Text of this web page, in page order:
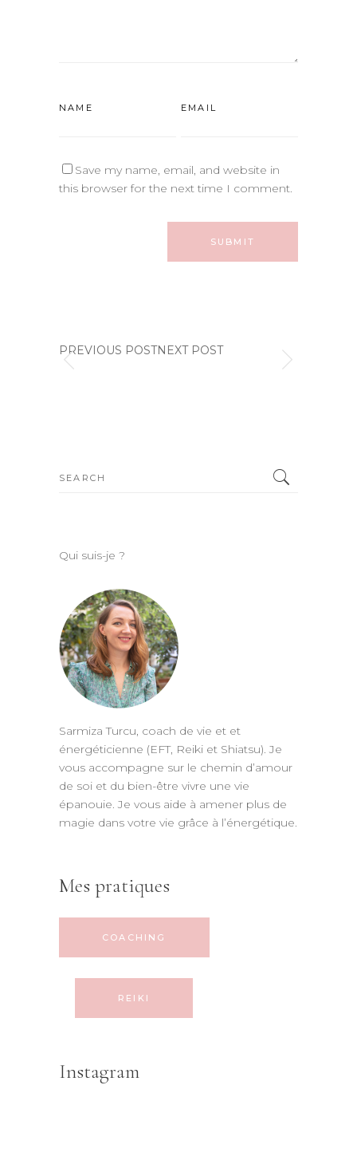
Save my name, email, and website in
this browser for the next time I comment.
PREVIOUS POSTNEXT POST
Search
Qui suis-je ?
Sarmiza Turcu, coach de vie et et
énergéticienne (EFT, Reiki et Shiatsu). Je
vous accompagne sur le chemin d’amour
de soi et du bien-être vivre une vie
épanouie. Je vous aide à amener plus de
magie dans votre vie grâce à l’énergétique.
Mes pratiques
COACHING
REIKI
Instagram